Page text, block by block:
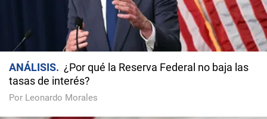
ANÁLISIS
¿Por qué la Reserva Federal no baja las
tasas de interés?
Por Leonardo Morales